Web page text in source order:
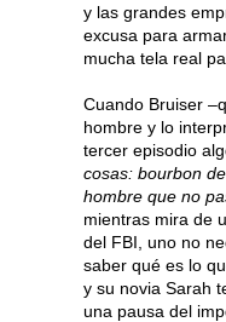
y las grandes
excusa para
mucha tela real
Cuando Bruiser
hombre y lo
tercer episodio
cosas: bourbon
hombre que no
mientras mira de
del FBI, uno no
saber qué es lo
y su novia Sarah
una pausa del